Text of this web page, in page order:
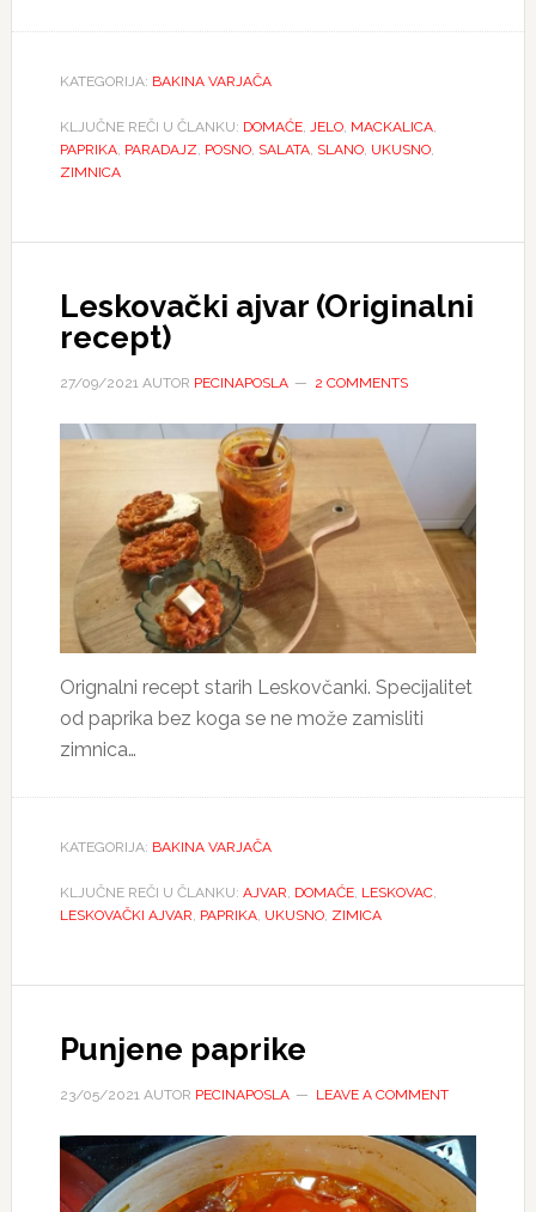
KATEGORIJA: BAKINA VARJAČA
KLJUČNE REČI U ČLANKU: DOMAĆE, JELO, MACKALICA,
PAPRIKA, PARADAJZ POSNO, SALATA, SLANO, UKUSNO,
ZIMNICA
Leskovački ajvar (Originalni
recept)
27/09/2021 AUTOR PECINAPOSLA 2 COMMENTS
Orignalni recept starih Leskovčanki. Specijalitet
od paprika bez koga se ne može zamisliti
zimnica…
KATEGORIJA: BAKINA VARJAČA
KLJUČNE REČI U ČLANKU: AJVAR DOMAĆE, LESKOVAC,
LESKOVAČKI AJVAR PAPRIKA, UKUSNO, ZIMICA
Punjene paprike
23/05/2021 AUTOR PECINAPOSLA LEAVE A COMMENT